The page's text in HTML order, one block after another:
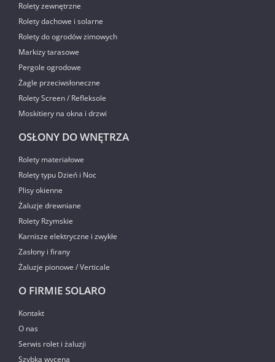
Rolety zewnętrzne
Rolety dachowe i solarne
Rolety do ogrodów zimowych
Markizy tarasowe
Pergole ogrodowe
Żagle przeciwsłoneczne
Rolety Screen / Refleksole
Moskitiery na okna i drzwi
OSŁONY DO WNĘTRZA
Rolety materiałowe
Rolety typu Dzień i Noc
Plisy okienne
Żaluzje drewniane
Rolety Rzymskie
Karnisze elektryczne i zwykłe
Zasłony i firany
Żaluzje pionowe / Verticale
O FIRMIE SOLARO
Kontakt
O nas
Serwis rolet i żaluzji
Szybka wycena